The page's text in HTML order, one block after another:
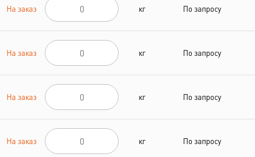
На заказ кг По запросу
На заказ кг По запросу
На заказ кг По запросу
На заказ кг По запросу